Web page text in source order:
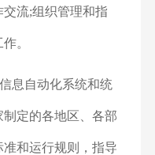
流;组织管理和指
。
息自动化系统和统
定的各地区、各部
和运行规则，指导